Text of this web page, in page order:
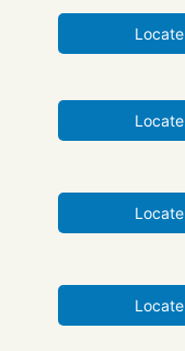
Locate
Locate
Locate
Locate